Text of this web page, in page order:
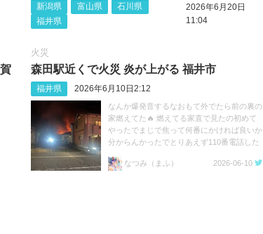
新潟県 富山県
石川県
福井県
2026年6月20日
11:04
火災
森田駅近くで火災 炎が上がる 福井市
福井県 2026年6月10日2:12
なんか爆発音するなおもて外でたら前の裏の
家燃えてた🔥 燃えてる家直で見たの初めて
やったでまじで焦って何番にかければ良いか
分からんかったでとりあえず110番電話した
つけなあかんな https://t.co/sbiYkQCpXz
なつみ（まふ） 2026-06-10